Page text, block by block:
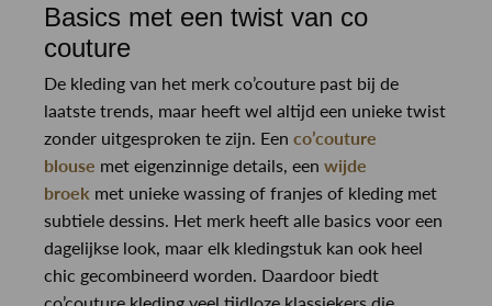
Basics met een twist van co
couture
De kleding van het merk co’couture past bij de
laatste trends, maar heeft wel altijd een unieke twist
zonder uitgesproken te zijn. Een co’couture
blouse met eigenzinnige details, een wijde
broek met unieke wassing of franjes of kleding met
subtiele dessins. Het merk heeft alle basics voor een
dagelijkse look, maar elk kledingstuk kan ook heel
chic gecombineerd worden. Daardoor biedt
co’couture kleding veel tijdloze klassiekers die